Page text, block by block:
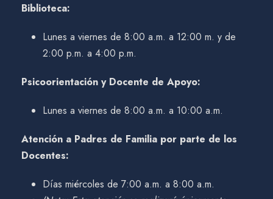
Biblioteca:
Lunes a viernes de 8:00 a.m. a 12:00 m. y de
2:00 p.m. a 4:00 p.m.
Psicoorientación y Docente de Apoyo:
Lunes a viernes de 8:00 a.m. a 10:00 a.m.
Atención a Padres de Familia por parte de los
Docentes:
Días miércoles de 7:00 a.m. a 8:00 a.m.